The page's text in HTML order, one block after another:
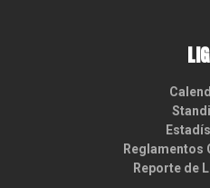
Reglamentos
Reporte de